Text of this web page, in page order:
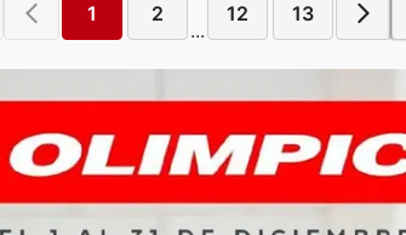
1 2
...
12 13